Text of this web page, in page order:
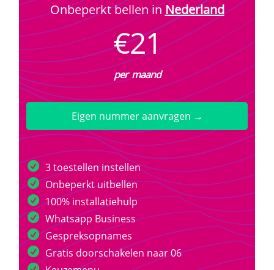
Onbeperkt bellen inNederland
€21
per maand
Eigen nummer aanvragen →
3 toestellen instellen
Onbeperkt uitbellen
100% installatiehulp
Whatsapp Business
Gespreksopnames
Gratis doorschakelen naar 06